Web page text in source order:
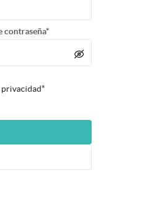
contraseña*
privacidad*